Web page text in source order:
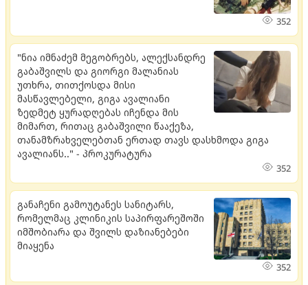
352
"ნია იმნაძემ მეგობრებს, ალექსანდრე
გაბაშვილს და გიორგი მალანიას
უთხრა, თითქოსდა მისი
მასწავლებელი, გიგა ავალიანი
ზედმეტ ყურადღებას იჩენდა მის
მიმართ, რითაც გაბაშვილი წააქეზა,
თანამზრახველებთან ერთად თავს დასხმოდა გიგა
ავალიანს.." - პროკურატურა
352
განაჩენი გამოუტანეს სანიტარს,
რომელმაც კლინიკის საპირფარეშოში
იმშობიარა და შვილს დაზიანებები
მიაყენა
352